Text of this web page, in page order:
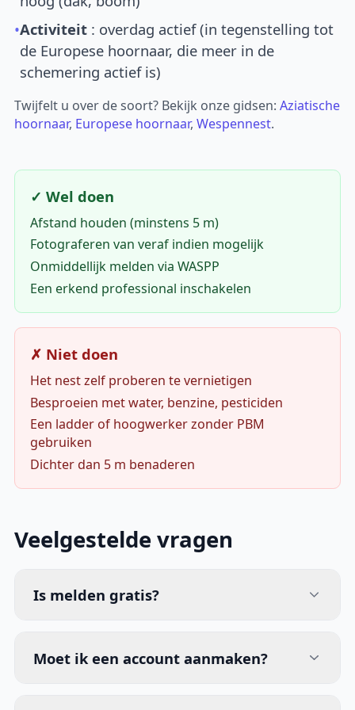
•Activiteit : overdag actief (in tegenstelling tot
de Europese hoornaar, die meer in de
schemering actief is)
Twijfelt u over de soort? Bekijk onze gidsen:Aziatische
hoornaar, Europese hoornaar,Wespennest.
✓ Wel doen
Afstand houden (minstens 5 m)
Fotograferen van veraf indien mogelijk
Onmiddellijk melden via WASPP
Een erkend professional inschakelen
✗ Niet doen
Het nest zelf proberen te vernietigen
Besproeien met water, benzine, pesticiden
Een ladder of hoogwerker zonder PBM
gebruiken
Dichter dan 5 m benaderen
Veelgestelde vragen
Is melden gratis?
Moet ik een account aanmaken?